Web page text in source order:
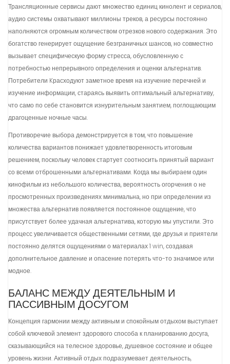
Трансляционные сервисы дают множество единиц кинолент и сериалов,
аудио системы охватывают миллионы треков, а ресурсы постоянно
наполняются огромным количеством отрезков нового содержания. Это
богатство генерирует ощущение безграничных шансов, но совместно
вызывает специфическую форму стресса, обусловленную с
потребностью непрерывного определения и оценки альтернатив.
Потребители Kрасходуют заметное время на изучение перечней и
изучение информации, стараясь выявить оптимальный альтернативу,
что само по себе становится изнурительным занятием, поглощающим
драгоценные ночные часы.
Противоречие выбора демонстрируется в том, что повышение
количества вариантов понижает удовлетворенность итоговым
решением, поскольку человек стартует соотносить принятый вариант
со всеми отброшенными альтернативами. Когда мы выбираем один
кинофильм из небольшого количества, вероятность огорчения о не
просмотренных произведениях минимальна, но при определении из
множества альтернатив появляется постоянное ощущение, что
присутствует более удачная альтернатива, которую мы упустили. Это
процесс увеличивается общественными сетями, где друзья и приятели
постоянно делятся ощущениями о материалах 1 win, создавая
дополнительное давление и опасение потерять что-то значимое или
модное.
БАЛАНС МЕЖДУ ДЕЯТЕЛЬНЫМ И
ПАССИВНЫМ ДОСУГОМ
Концепция гармонии между активным и спокойным отдыхом выступает
собой ключевой элемент здорового способа к планированию досуга,
сказывающийся на телесное здоровье, душевное состояние и общее
уровень жизни. Активный отдых подразумевает деятельность,